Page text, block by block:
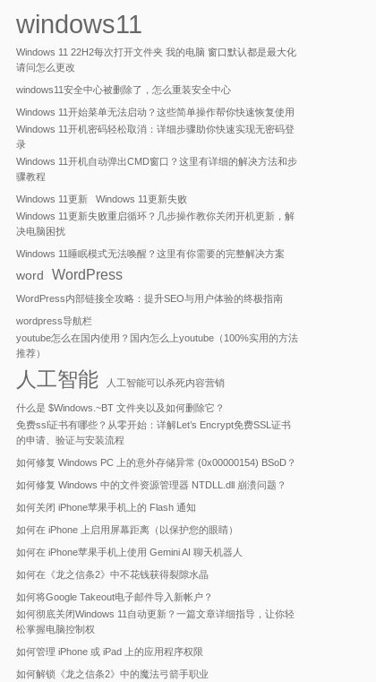
windows11
Windows 11 22H2每次打开文件夹 我的电脑 窗口默认都是最大化
请问怎么更改
windows11安全中心被删除了，怎么重装安全中心
Windows 11开始菜单无法启动？这些简单操作帮你快速恢复使用
Windows 11开机密码轻松取消：详细步骤助你快速实现无密码登
录
Windows 11开机自动弹出CMD窗口？这里有详细的解决方法和步
骤教程
Windows 11更新
Windows 11更新失败
Windows 11更新失败重启循环？几步操作教你关闭开机更新，解
决电脑困扰
Windows 11睡眠模式无法唤醒？这里有你需要的完整解决方案
word WordPress
WordPress内部链接全攻略：提升SEO与用户体验的终极指南
wordpress导航栏
youtube怎么在国内使用？国内怎么上youtube（100%实用的方法
推荐）
人工智能 人工智能可以杀死内容营销
什么是 $Windows.~BT 文件夹以及如何删除它？
免费ssl证书有哪些？从零开始：详解Let’s Encrypt免费SSL证书
的申请、验证与安装流程
如何修复 Windows PC 上的意外存储异常 (0x00000154) BSoD？
如何修复 Windows 中的文件资源管理器 NTDLL.dll 崩溃问题？
如何关闭 iPhone苹果手机上的 Flash 通知
如何在 iPhone 上启用屏幕距离（以保护您的眼睛）
如何在 iPhone苹果手机上使用 Gemini AI 聊天机器人
如何在《龙之信条2》中不花钱获得裂隙水晶
如何将Google Takeout电子邮件导入新帐户？
如何彻底关闭Windows 11自动更新？一篇文章详细指导，让你轻
松掌握电脑控制权
如何管理 iPhone 或 iPad 上的应用程序权限
如何解锁《龙之信条2》中的魔法弓箭手职业